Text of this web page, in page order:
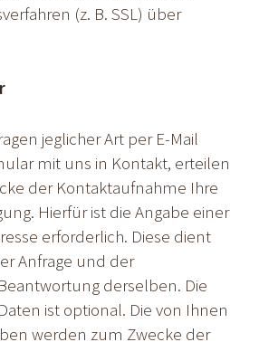
(z. B. SSL) über
jeglicher Art per E-Mail
mit uns in Kontakt, erteilen
der Kontaktaufnahme Ihre
Hierfür ist die Angabe einer
erforderlich. Diese dient
Anfrage und der
derselben. Die
ist optional. Die von Ihnen
werden zum Zwecke der